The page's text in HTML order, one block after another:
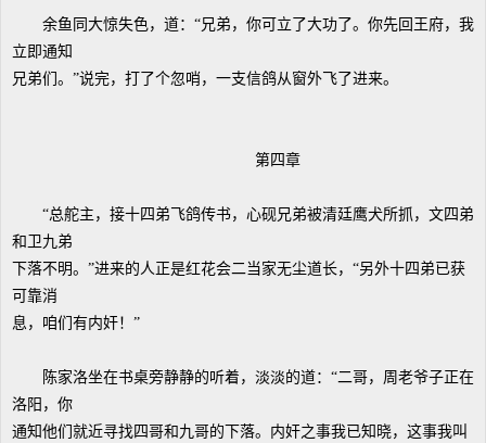
余鱼同大惊失色，道：“兄弟，你可立了大功了。你先回王府，我
立即通知
兄弟们。”说完，打了个忽哨，一支信鸽从窗外飞了进来。
第四章
“总舵主，接十四弟飞鸽传书，心砚兄弟被清廷鹰犬所抓，文四弟
和卫九弟
下落不明。”进来的人正是红花会二当家无尘道长，“另外十四弟已获
可靠消
息，咱们有内奸！”
陈家洛坐在书桌旁静静的听着，淡淡的道：“二哥，周老爷子正在
洛阳，你
通知他们就近寻找四哥和九哥的下落。内奸之事我已知晓，这事我叫